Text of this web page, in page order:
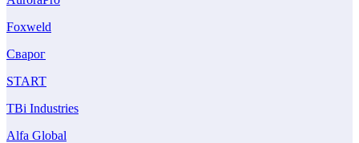
Foxweld
Сварог
START
TBi Industries
Alfa Global